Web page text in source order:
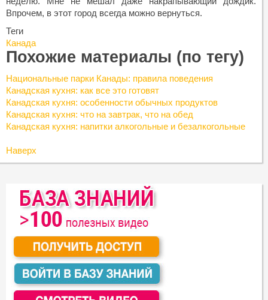
Впрочем, в этот город всегда можно вернуться.
Теги
Канада
Похожие материалы (по тегу)
Национальные парки Канады: правила поведения
Канадская кухня: как все это готовят
Канадская кухня: особенности обычных продуктов
Канадская кухня: что на завтрак, что на обед
Канадская кухня: напитки алкогольные и безалкогольные
Наверх